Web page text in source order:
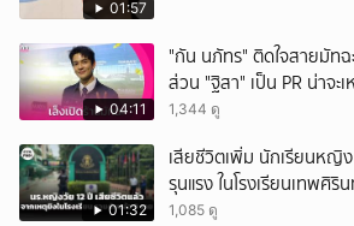
01:57
04:11
"กัน นภัทร" ติดใจสายมัทฉ
ส่วน "ฐิสา" เป็น PR น่าจะเ
1,344 ดู
01:32
เสียชีวิตเพิ่ม นักเรียนหญิ
รุนแรง ในโรงเรียนเทพศิ
9 ราย
1,085 ดู